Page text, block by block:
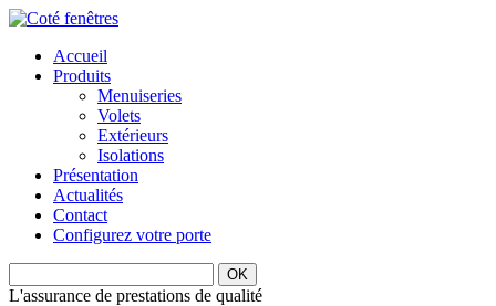
Accueil
Produits
Menuiseries
Volets
Extérieurs
Isolations
Présentation
Actualités
Contact
Configurez votre porte
L'assurance de prestations de qualité